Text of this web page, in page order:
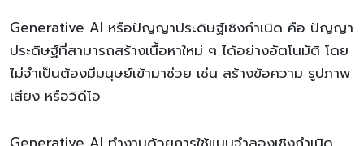
Generative AI หรือปัญญาประดิษฐ์เชิงกำเนิด คือ ปัญญา
ประดิษฐ์ที่สามารถสร้างเนื้อหาใหม่ ๆ ได้อย่างอัตโนมัติ โดย
ไม่จำเป็นต้องมีมนุษย์เข้ามาช่วย เช่น สร้างข้อความ รูปภาพ
เสียง หรือวิดีโอ